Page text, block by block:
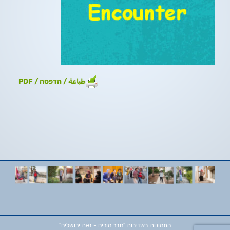
طباعة / הדפסה / PDF
התמונות באדיבות "חדר מורים - זאת ירושלים"